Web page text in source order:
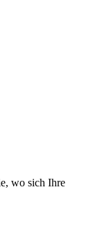
wo sich Ihre